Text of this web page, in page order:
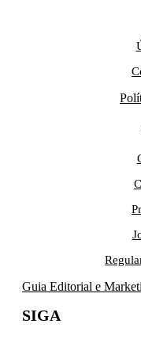
Guia Editorial e
SIGA